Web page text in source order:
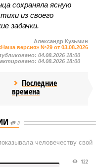
сохраняла ясную
из своего
задачки.
Александр Кузьмин
версия» №29 от 03.08.2026
04.08.2026 18:00
04.08.2026 18:00
Последние
времена
0
человечеству свой
122